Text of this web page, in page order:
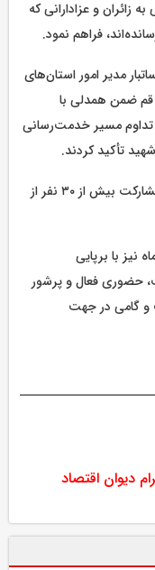
زائران و عزادارانی که
فراهم نمود.
مدیر امور استان‌های
قم ضمن همدلی با
تداوم مسیر خدمت‌رسانی
تأکید کردند.
این موکب با حضور میدانی مدیران استان و مشارکت بیش از ۳۰ نفر از
نیز با برپایی
حضوری فعال و پرشور
و گامی در جهت
دیوان اقتصاد